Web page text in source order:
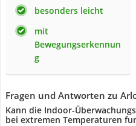
besonders leicht
mit
Bewegungserkennun
g
Fragen und Antworten zu
Kann die Indoor-
bei extremen Temperaturen